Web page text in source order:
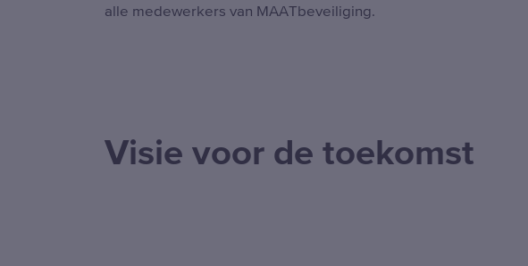
alle medewerkers van MAATbeveiliging.
Visie voor de toekomst